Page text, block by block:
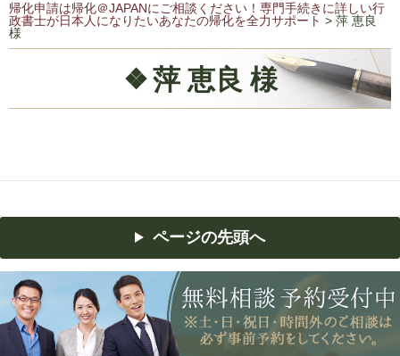
帰化申請は帰化＠JAPANにご相談ください！専門手続きに詳しい行
政書士が日本人になりたいあなたの帰化を全力サポート > 萍 恵良
様
萍 恵良 様
ページの先頭へ